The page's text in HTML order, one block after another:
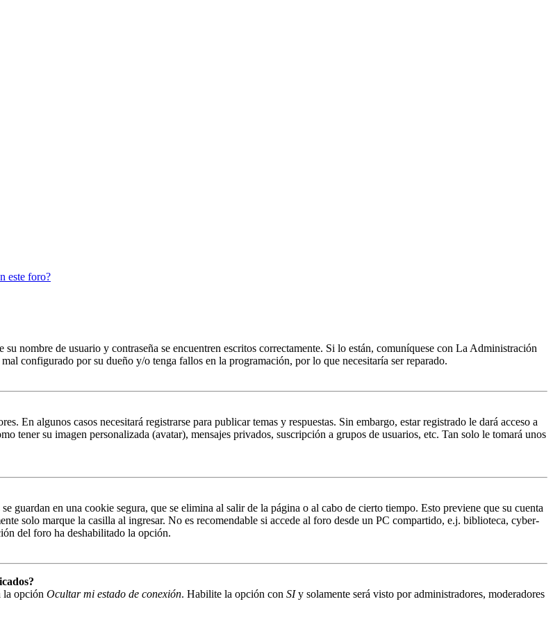
este foro?
nombre de usuario y contraseña se encuentren escritos correctamente. Si lo están, comuníquese con La Administración
configurado por su dueño y/o tenga fallos en la programación, por lo que necesitaría ser reparado.
En algunos casos necesitará registrarse para publicar temas y respuestas. Sin embargo, estar registrado le dará acceso a
tener su imagen personalizada (avatar), mensajes privados, suscripción a grupos de usuarios, etc. Tan solo le tomará unos
guardan en una cookie segura, que se elimina al salir de la página o al cabo de cierto tiempo. Esto previene que su cuenta
solo marque la casilla al ingresar. No es recomendable si accede al foro desde un PC compartido, e.j. biblioteca, cyber-
del foro ha deshabilitado la opción.
la opción Ocultar mi estado de conexión. Habilite la opción con SIy solamente será visto por administradores, moderadores